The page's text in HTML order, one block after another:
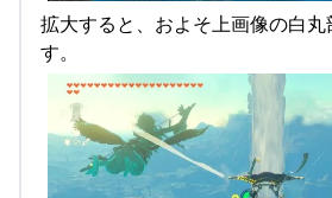
拡大すると、およそ上画像の白丸
す。